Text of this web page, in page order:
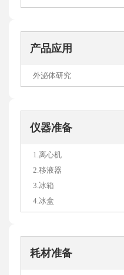
产品应用
外泌体研究
仪器准备
1.离心机
2.移液器
3.冰箱
4.冰盒
耗材准备